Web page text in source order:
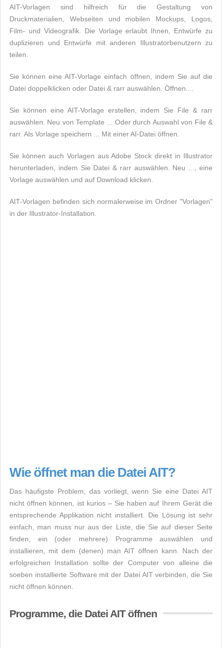
AIT-Vorlagen sind hilfreich für die Gestaltung von
Druckmaterialien, Webseiten und mobilen Mockups, Logos,
Film- und Videografik. Die Vorlage erlaubt Ihnen, Entwürfe zu
duplizieren und Entwürfe mit anderen Illustratorbenutzern zu
teilen.
Sie können eine AIT-Vorlage einfach öffnen, indem Sie auf die
Datei doppelklicken oder Datei & rarr auswählen. Öffnen....
Sie können eine AIT-Vorlage erstellen, indem Sie File & rarr
auswählen. Neu von Template ... Oder durch Auswahl von File &
rarr. Als Vorlage speichern ... Mit einer AI-Datei öffnen.
Sie können auch Vorlagen aus Adobe Stock direkt in Illustrator
herunterladen, indem Sie Datei & rarr auswählen. Neu ..., eine
Vorlage auswählen und auf Download klicken.
AIT-Vorlagen befinden sich normalerweise im Ordner "Vorlagen"
in der Illustrator-Installation.
Wie öffnet man die Datei AIT?
Das häufigste Problem, das vorliegt, wenn Sie eine Datei AIT
nicht öffnen können, ist kurios – Sie haben auf Ihrem Gerät die
entsprechende Applikation nicht installiert. Die Lösung ist sehr
einfach, man muss nur aus der Liste, die Sie auf dieser Seite
finden, ein (oder mehrere) Programme auswählen und
installieren, mit dem (denen) man AIT öffnen kann. Nach der
erfolgreichen Installation sollte der Computer von alleine die
soeben installierte Software mit der Datei AIT verbinden, die Sie
nicht öffnen können.
Programme, die Datei AIT öffnen